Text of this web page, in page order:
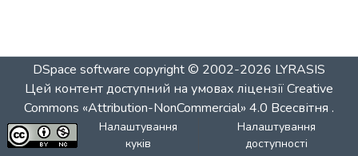
DSpace software copyright © 2002-2026 LYRASIS
Цей контент доступний на умовах ліцензіїCreative
Commons «Attribution-NonCommercial» 4.0 Всесвітня .
Налаштування
куків
Налаштування
доступності